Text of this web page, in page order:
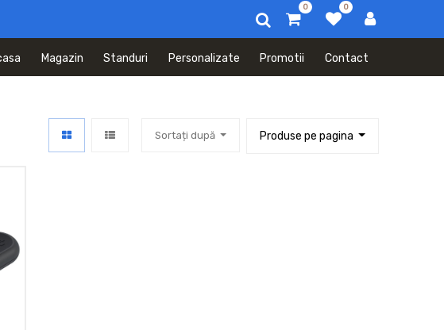
0 0
Magazin Standuri Personalizate Promotii Contact
Produse pe pagina
Sortați după